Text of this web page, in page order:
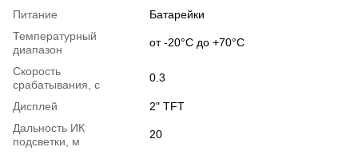
Питание
Батарейки
Температурный
диапазон
от -20°С до +70°С
Скорость
срабатывания, с
0.3
Дисплей
2" TFT
Дальность ИК
подсветки, м
20